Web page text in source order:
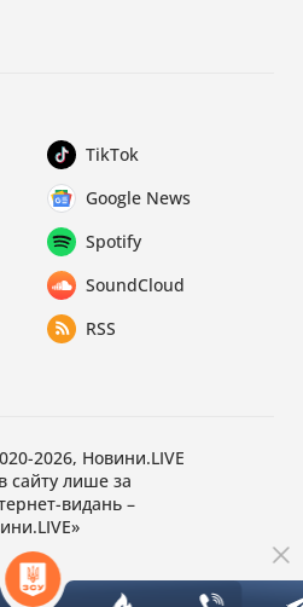
TikTok
Google News
Spotify
SoundCloud
RSS
2026, Новини.LIVE
сайту лише за
видань –